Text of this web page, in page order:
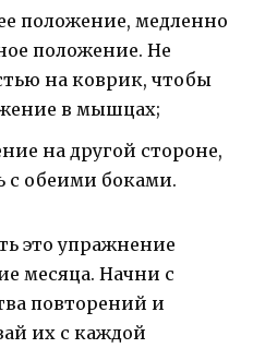
положение, медленно
положение. Не
на коврик, чтобы
в мышцах;
на другой стороне,
с обеими боками.
это упражнение
месяца. Начни с
повторений и
их с каждой